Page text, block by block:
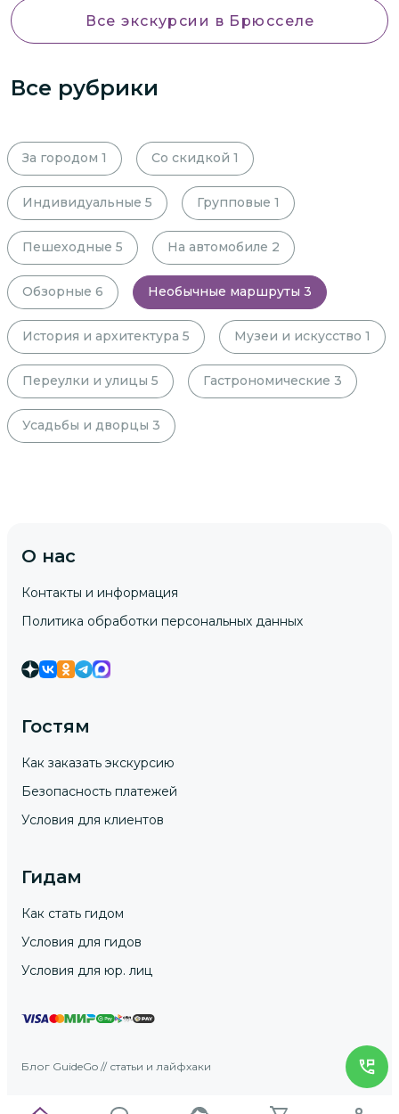
Все экскурсии в Брюсселе
Все рубрики
За городом 1 Со скидкой 1
Индивидуальные 5 Групповые 1
Пешеходные 5 На автомобиле 2
Обзорные 6 Необычные маршруты 3
История и архитектура 5 Музеи и искусство 1
Переулки и улицы 5 Гастрономические 3
Усадьбы и дворцы 3
О нас
Контакты и информация
Политика обработки персональных данных
Гостям
Как заказать экскурсию
Безопасность платежей
Условия для клиентов
Гидам
Как стать гидом
Условия для гидов
Условия для юр. лиц
Блог GuideGo // статьи и лайфхаки